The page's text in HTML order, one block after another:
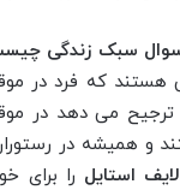
سبک زندگی
هستند که فرد در
می دهد در
و همیشه در
لایف استایل را برای